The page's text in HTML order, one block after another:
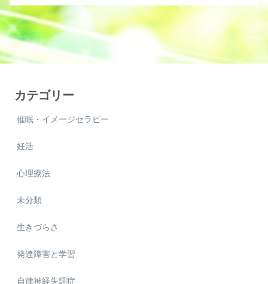
カテゴリー
催眠・イメージセラピー
妊活
心理療法
未分類
生きづらさ
発達障害と学習
自律神経失調症